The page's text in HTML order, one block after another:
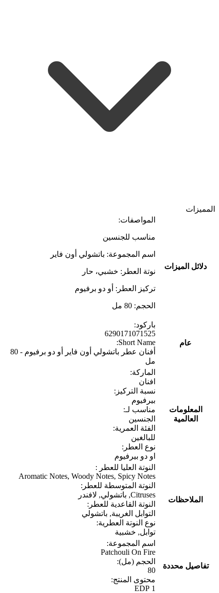
المميزات
دلائل الميزات
المواصفات:
مناسب للجنسين
اسم المجموعة: باتشولي أون فاير
نوتة العطر: خشبي، حار
تركيز العطر: أو دو برفيوم
الحجم: 80 مل
عام
باركود:
6290171071525
Short Name:
أفنان عطر باتشولي أون فاير أو دو برفيوم - 80
مل
المعلومات
العالمية
الماركة:
افنان
نسبة التركيز:
بيرفيوم
مناسب لـ:
الجنسين
الفئة العمرية:
للبالغين
نوع العطر:
او دو بيرفيوم
الملاحظات
النوتة العليا للعطر :
Aromatic Notes, Woody Notes, Spicy Notes
النوتة المتوسطة للعطر:
Citruses, باتشولي, لافندر
النوتة القاعدية للعطر:
التوابل الغريبة, باتشولي
نوع النوتة العطرية:
توابل, خشبية
تفاصيل محددة
اسم المجموعة:
Patchouli On Fire
الحجم (مل):
80
محتوى المنتج:
1 EDP